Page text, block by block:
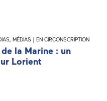
, MÉDIAS | EN CIRCONSCRIPTION
la Marine : un
Lorient